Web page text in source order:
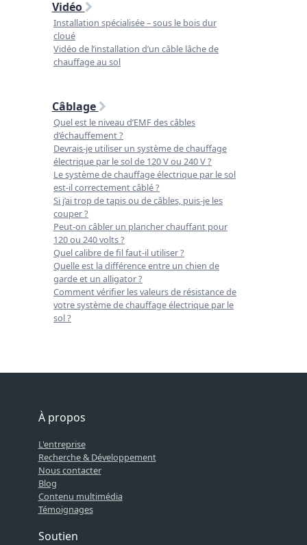
Vidéo
Installation spécialisée – sous le bois dur
cloué
Vidéo de l’installation d’un câble lâche de
chauffage au sol
Câblage
Quel est le niveau d’EMF des câbles
d’échauffement ?
Devrais-je utiliser un système de chauffage
électrique par le sol de 120 V ou 240 V ?
Le système de chauffage électrique par le sol
est-il correctement câblé ?
Si j’ai trop de tapis ou de câbles, puis-je les
couper ?
Peut-on câbler un plancher chauffant pour
120 ou 240 volts ?
Quel calibre de fil faut-il utiliser ?
Quelle est la différence entre un chien de
garde et un alligator ?
Comment vérifier les valeurs de résistance de
votre système de chauffage électrique par le
sol ?
À propos
L'entreprise
Recherche & Développement
Nous contacter
Blog
Contenu multimédia
Témoignages
Soutien